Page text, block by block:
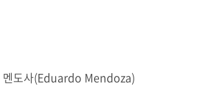
멘도사(Eduardo Mendoza)